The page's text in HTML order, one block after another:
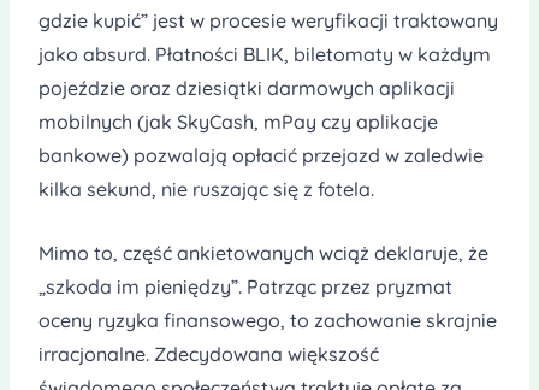
gdzie kupić” jest w procesie weryfikacji traktowany
jako absurd. Płatności BLIK, biletomaty w każdym
pojeździe oraz dziesiątki darmowych aplikacji
mobilnych (jak SkyCash, mPay czy aplikacje
bankowe) pozwalają opłacić przejazd w zaledwie
kilka sekund, nie ruszając się z fotela.
Mimo to, część ankietowanych wciąż deklaruje, że
„szkoda im pieniędzy”. Patrząc przez pryzmat
oceny ryzyka finansowego, to zachowanie skrajnie
irracjonalne. Zdecydowana większość